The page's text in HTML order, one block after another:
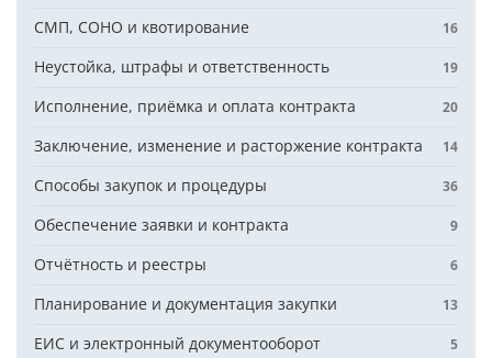
СМП, СОНО и квотирование 16
Неустойка, штрафы и ответственность 19
Исполнение, приёмка и оплата контракта 20
Заключение, изменение и расторжение контракта 14
Способы закупок и процедуры 36
Обеспечение заявки и контракта 9
Отчётность и реестры 6
Планирование и документация закупки 13
ЕИС и электронный документооборот 5